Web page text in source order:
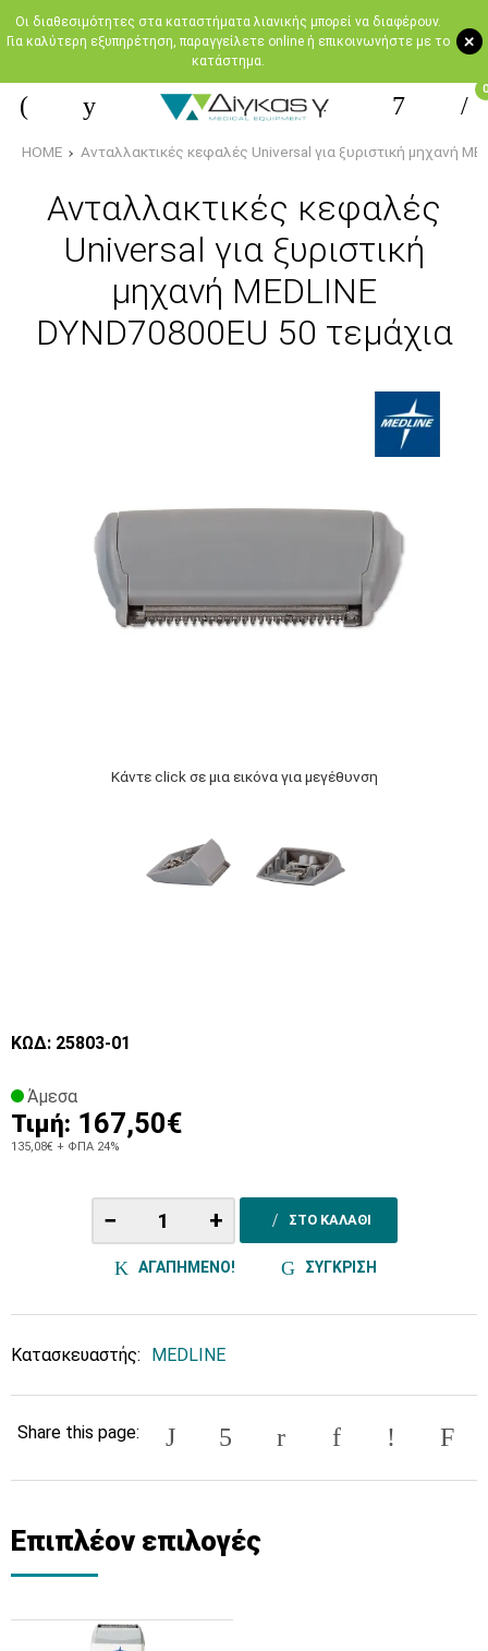
+
Oι διαθεσιμότητες στα καταστήματα λιανικής μπορεί να διαφέρουν.
Για καλύτερη εξυπηρέτηση, παραγγείλετε online ή επικοινωνήστε με το
κατάστημα.
0
HOME Ανταλλακτικές κεφαλές Universal για ξυριστική μηχανή
Ανταλλακτικές κεφαλές
Universal για ξυριστική
μηχανή MEDLINE
DYND70800EU 50 τεμάχια
Κάντε click σε μια εικόνα για μεγέθυνση
ΚΩΔ: 25803-01
Άμεσα
Τιμή: 167,50€
135,08€ + ΦΠΑ 24%
− + ΣΤΟ ΚΑΛΑΘΙ
ΑΓΑΠΗΜΕΝΟ! ΣΥΓΚΡΙΣΗ
Κατασκευαστής: MEDLINE
Share this page:
Επιπλέον επιλογές